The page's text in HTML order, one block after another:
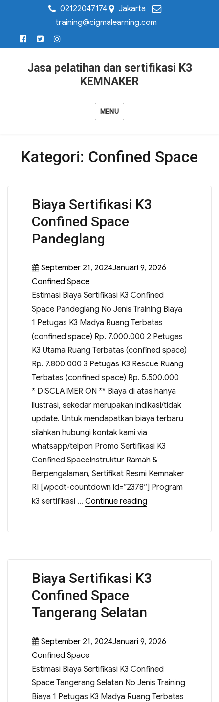
02122047174
Jakarta
training@cigmalearning.com
Jasa pelatihan dan sertifikasi K3
KEMNAKER
MENU
Kategori: Confined Space
Biaya Sertifikasi K3
Confined Space
Pandeglang
September 21, 2024Januari 9, 2026
Confined Space
Estimasi Biaya Sertifikasi K3 Confined
Space Pandeglang No Jenis Training Biaya
1 Petugas K3 Madya Ruang Terbatas
(confined space) Rp. 7.000.000 2 Petugas
K3 Utama Ruang Terbatas (confined space)
Rp. 7.800.000 3 Petugas K3 Rescue Ruang
Terbatas (confined space) Rp. 5.500.000
* DISCLAIMER ON ** Biaya di atas hanya
ilustrasi, sekedar merupakan indikasi/tidak
update. Untuk mendapatkan biaya terbaru
silahkan hubungi kontak kami via
whatsapp/telpon Promo Sertifikasi K3
Confined SpaceInstruktur Ramah &
Berpengalaman, Sertifikat Resmi Kemnaker
RI [wpcdt-countdown id=”2378″] Program
k3 sertifikasi … Continue reading
Biaya Sertifikasi K3
Confined Space
Tangerang Selatan
September 21, 2024Januari 9, 2026
Confined Space
Estimasi Biaya Sertifikasi K3 Confined
Space Tangerang Selatan No Jenis Training
Biaya 1 Petugas K3 Madya Ruang Terbatas